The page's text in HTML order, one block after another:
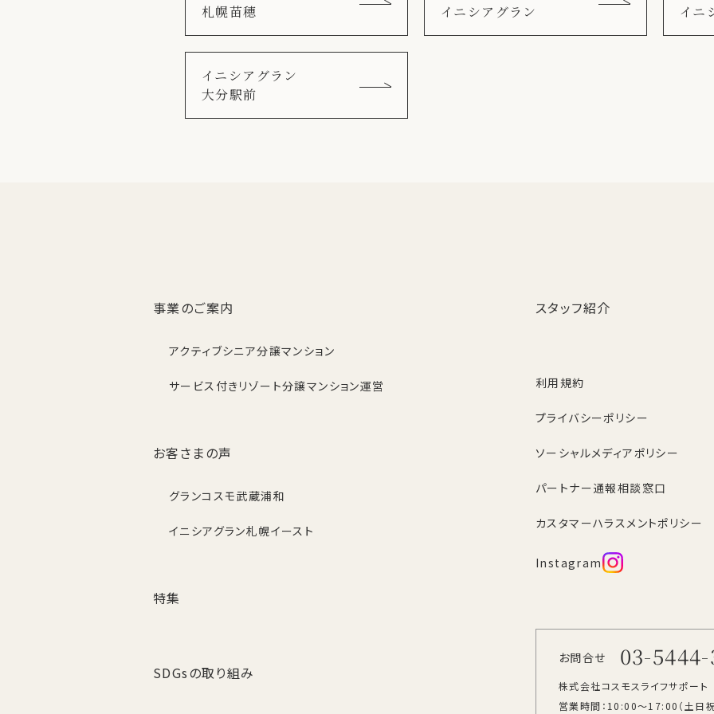
札幌苗穂
イニシアグラン
イニ
イニシアグラン
大分駅前
事業のご案内
アクティブシニア分譲マンション
サービス付きリゾート分譲マンション運営
お客さまの声
グランコスモ武蔵浦和
イニシアグラン札幌イースト
特集
SDGsの取り組み
スタッフ紹介
利用規約
プライバシーポリシー
ソーシャルメディアポリシー
パートナー通報相談窓口
カスタマーハラスメントポリシー
Instagram
お問合せ 03-
株式会社コスモスライフサポート
営業時間：10:00～17:00 （土日